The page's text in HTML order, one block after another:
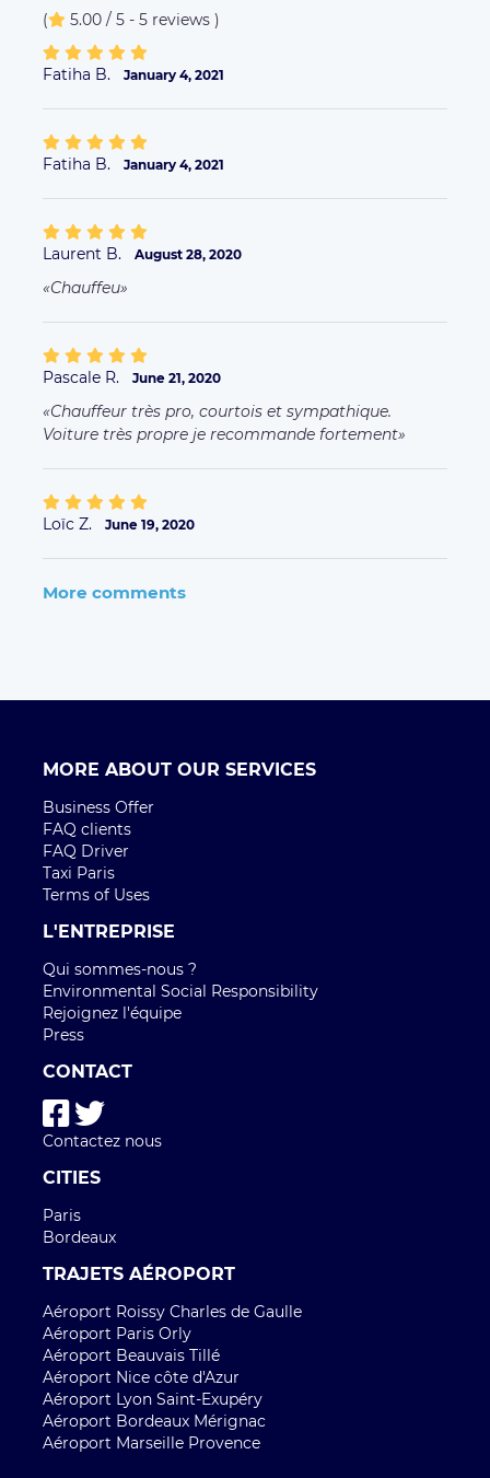
( 5.00 / 5 - 5 reviews )
Fatiha B. January 4, 2021
Fatiha B. January 4, 2021
Laurent B. August 28, 2020
Chauffeu
Pascale R. June 21, 2020
Chauffeur très pro, courtois et sympathique.
Voiture très propre je recommande fortement
Loïc Z. June 19, 2020
More comments
MORE ABOUT OUR SERVICES
Business Offer
FAQ clients
FAQ Driver
Taxi Paris
Terms of Uses
L'ENTREPRISE
Qui sommes-nous ?
Environmental Social Responsibility
Rejoignez l'équipe
Press
CONTACT
Contactez nous
CITIES
Paris
Bordeaux
TRAJETS AÉROPORT
Aéroport Roissy Charles de Gaulle
Aéroport Paris Orly
Aéroport Beauvais Tillé
Aéroport Nice côte d'Azur
Aéroport Lyon Saint-Exupéry
Aéroport Bordeaux Mérignac
Aéroport Marseille Provence